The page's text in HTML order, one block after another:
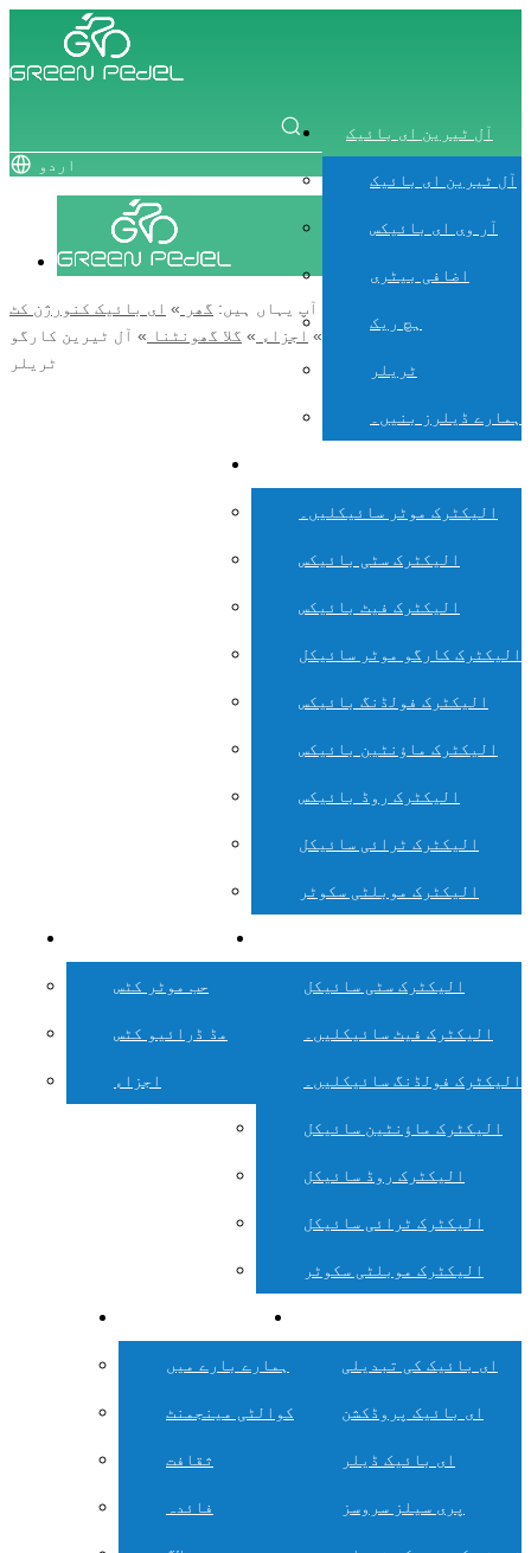
آل ٹیرین ای بائیک
آل ٹیرین ای بائیک
آر وی ای بائیکس
اضافی بیٹری
ہچ ریک
ٹریلر
ہمارے ڈیلرز بنیں۔
الیکٹرک موٹر سائیکلیں۔
الیکٹرک سٹی بائیکس
الیکٹرک فیٹ بائیکس
الیکٹرک کارگو موٹر سائیکل
الیکٹرک فولڈنگ بائیکس
الیکٹرک ماؤنٹین بائیکس
الیکٹرک روڈ بائیکس
الیکٹرک ٹرائی سائیکل
الیکٹرک موبلٹی سکوٹر
الیکٹرک سٹی سائیکل
الیکٹرک فیٹ سائیکلیں۔
الیکٹرک فولڈنگ سائیکلیں۔
الیکٹرک ماؤنٹین سائیکل
الیکٹرک روڈ سائیکل
الیکٹرک ٹرائی سائیکل
الیکٹرک موبلٹی سکوٹر
ای بائیک کنورژن کٹس
حب موٹر کٹس
مڈ ڈرائیو کٹس
اجزاء
ای بائیک کی تبدیلی
ای بائیک پروڈکشن
ای بائیک ڈیلر
پری سیلز سروسز
ہمارے بارے میں
کوالٹی مینجمنٹ
ثقافت
فائدہ
اردو
آپ یہاں ہیں: گھر » ای بائیک کنورژن کٹ
» اجزاء » گلا گھونٹنا » آل ٹیرین کارگو
ٹریلر